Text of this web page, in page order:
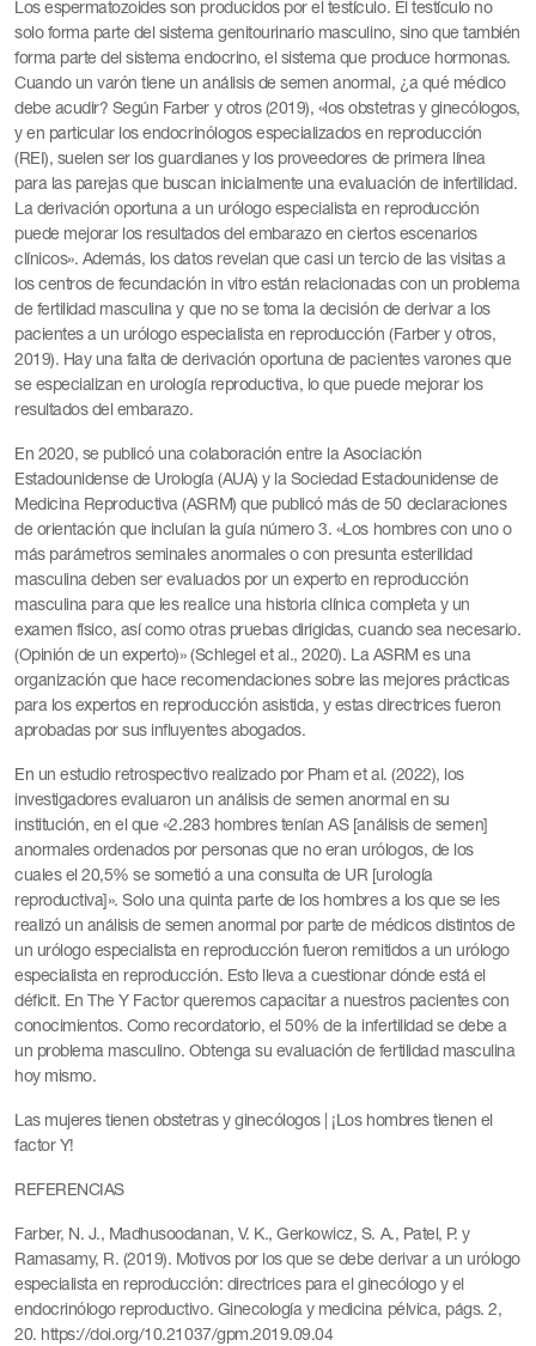
Los espermatozoides son producidos por el testículo. El testículo no
solo forma parte del sistema genitourinario masculino, sino que también
forma parte del sistema endocrino, el sistema que produce hormonas.
Cuando un varón tiene un análisis de semen anormal, ¿a qué médico
debe acudir? Según Farber y otros (2019), «los obstetras y ginecólogos,
y en particular los endocrinólogos especializados en reproducción
(REI), suelen ser los guardianes y los proveedores de primera línea
para las parejas que buscan inicialmente una evaluación de infertilidad.
La derivación oportuna a un urólogo especialista en reproducción
puede mejorar los resultados del embarazo en ciertos escenarios
clínicos». Además, los datos revelan que casi un tercio de las visitas a
los centros de fecundación in vitro están relacionadas con un problema
de fertilidad masculina y que no se toma la decisión de derivar a los
pacientes a un urólogo especialista en reproducción (Farber y otros,
2019). Hay una falta de derivación oportuna de pacientes varones que
se especializan en urología reproductiva, lo que puede mejorar los
resultados del embarazo.
En 2020, se publicó una colaboración entre la Asociación
Estadounidense de Urología (AUA) y la Sociedad Estadounidense de
Medicina Reproductiva (ASRM) que publicó más de 50 declaraciones
de orientación que incluían la guía número 3. «Los hombres con uno o
más parámetros seminales anormales o con presunta esterilidad
masculina deben ser evaluados por un experto en reproducción
masculina para que les realice una historia clínica completa y un
examen físico, así como otras pruebas dirigidas, cuando sea necesario.
(Opinión de un experto)» (Schlegel et al., 2020). La ASRM es una
organización que hace recomendaciones sobre las mejores prácticas
para los expertos en reproducción asistida, y estas directrices fueron
aprobadas por sus influyentes abogados.
En un estudio retrospectivo realizado por Pham et al. (2022), los
investigadores evaluaron un análisis de semen anormal en su
institución, en el que «2.283 hombres tenían AS [análisis de semen]
anormales ordenados por personas que no eran urólogos, de los
cuales el 20,5% se sometió a una consulta de UR [urología
reproductiva]». Solo una quinta parte de los hombres a los que se les
realizó un análisis de semen anormal por parte de médicos distintos de
un urólogo especialista en reproducción fueron remitidos a un urólogo
especialista en reproducción. Esto lleva a cuestionar dónde está el
déficit. En The Y Factor queremos capacitar a nuestros pacientes con
conocimientos. Como recordatorio, el 50% de la infertilidad se debe a
un problema masculino. Obtenga su evaluación de fertilidad masculina
hoy mismo.
Las mujeres tienen obstetras y ginecólogos | ¡Los hombres tienen el
factor Y!
REFERENCIAS
Farber, N. J., Madhusoodanan, V. K., Gerkowicz, S. A., Patel, P. y
Ramasamy, R. (2019). Motivos por los que se debe derivar a un urólogo
especialista en reproducción: directrices para el ginecólogo y el
endocrinólogo reproductivo. Ginecología y medicina pélvica, págs. 2,
20. https://doi.org/10.21037/gpm.2019.09.04